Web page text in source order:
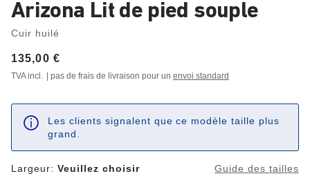
Arizona Lit de pied souple
Cuir huilé
Price:
135,00 €
TVA incl. | pas de frais de livraison pour un envoi standard
Les clients signalent que ce modèle taille plus
grand.
Largeur: Veuillez choisir Guide des tailles